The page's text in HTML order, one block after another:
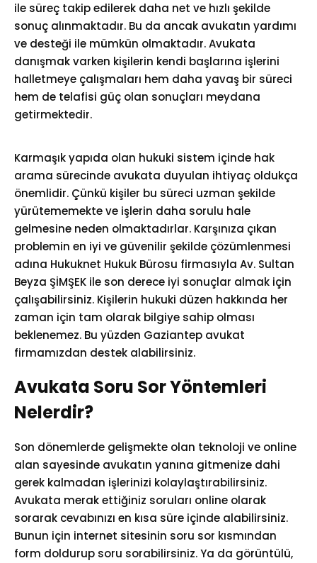
ile süreç takip edilerek daha net ve hızlı şekilde
sonuç alınmaktadır. Bu da ancak avukatın yardımı
ve desteği ile mümkün olmaktadır. Avukata
danışmak varken kişilerin kendi başlarına işlerini
halletmeye çalışmaları hem daha yavaş bir süreci
hem de telafisi güç olan sonuçları meydana
getirmektedir.
Karmaşık yapıda olan hukuki sistem içinde hak
arama sürecinde avukata duyulan ihtiyaç oldukça
önemlidir. Çünkü kişiler bu süreci uzman şekilde
yürütememekte ve işlerin daha sorulu hale
gelmesine neden olmaktadırlar. Karşınıza çıkan
problemin en iyi ve güvenilir şekilde çözümlenmesi
adına Hukuknet Hukuk Bürosu firmasıyla Av. Sultan
Beyza ŞİMŞEK ile son derece iyi sonuçlar almak için
çalışabilirsiniz. Kişilerin hukuki düzen hakkında her
zaman için tam olarak bilgiye sahip olması
beklenemez. Bu yüzden Gaziantep avukat
firmamızdan destek alabilirsiniz.
Avukata Soru Sor Yöntemleri
Nelerdir?
Son dönemlerde gelişmekte olan teknoloji ve online
alan sayesinde avukatın yanına gitmenize dahi
gerek kalmadan işlerinizi kolaylaştırabilirsiniz.
Avukata merak ettiğiniz soruları online olarak
sorarak cevabınızı en kısa süre içinde alabilirsiniz.
Bunun için internet sitesinin soru sor kısmından
form doldurup soru sorabilirsiniz. Ya da görüntülü,